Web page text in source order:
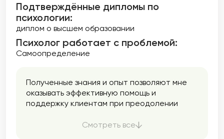
Подтверждённые дипломы по
психологии:
диплом о высшем образовании
Психолог работает с проблемой:
Самоопределение
Полученные знания и опыт позволяют мне
оказывать эффективную помощь и
поддержку клиентам при преодолении
формировании их индивидуального пути
Смотреть все